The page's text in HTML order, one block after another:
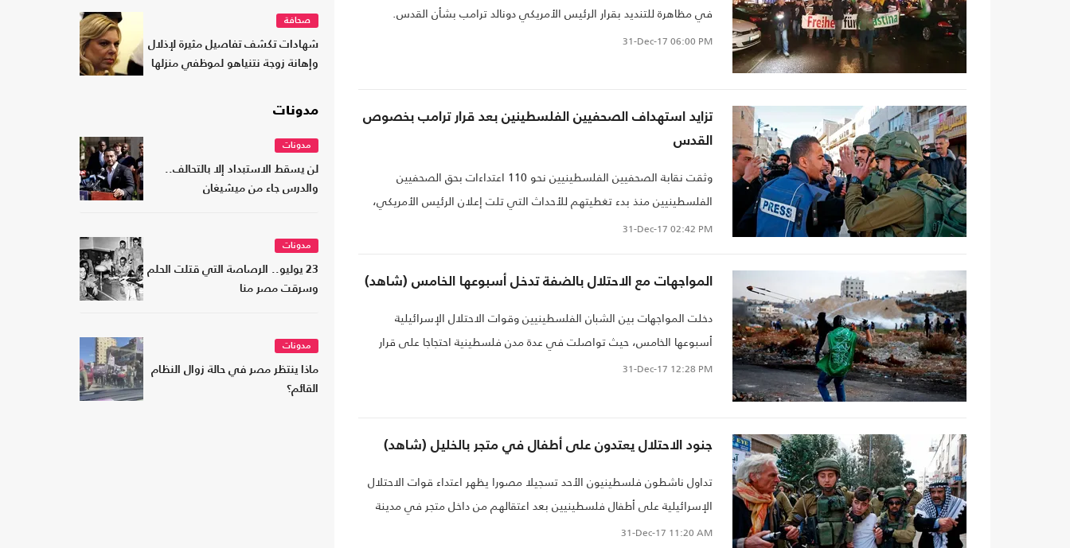
في مظاهرة للتنديد بقرار الرئيس الأمريكي دونالد ترامب بشأن القدس.
31-Dec-17 06:00 PM
تزايد استهداف الصحفيين الفلسطينين بعد قرار ترامب بخصوص
القدس
وثقت نقابة الصحفيين الفلسطينيين نحو 110 اعتداءات بحق الصحفيين
الفلسطينيين منذ بدء تغطيتهم للأحداث التي تلت إعلان الرئيس الأمريكي،
دونالد ترامب، القدس عاصمة لإسرائيل..
31-Dec-17 02:42 PM
المواجهات مع الاحتلال بالضفة تدخل أسبوعها الخامس (شاهد)
دخلت المواجهات بين الشبان الفلسطينيين وقوات الاحتلال الإسرائيلية
أسبوعها الخامس، حيث تواصلت في عدة مدن فلسطينية احتجاجا على قرار
الرئيس
31-Dec-17 12:28 PM
جنود الاحتلال يعتدون على أطفال في متجر بالخليل (شاهد)
تداول ناشطون فلسطينيون الأحد تسجيلا مصورا يظهر اعتداء قوات الاحتلال
الإسرائيلية على أطفال فلسطينيين بعد اعتقالهم من داخل متجر في مدينة
الخليل المحتلة قبل أيام..
31-Dec-17 11:20 AM
صحافة
شهادات تكشف تفاصيل مثيرة لإذلال
وإهانة زوجة نتنياهو لموظفي منزلها
مدونات
مدونات
لن يسقط الاستبداد إلا بالتحالف..
والدرس جاء من ميشيغان
مدونات
23 يوليو.. الرصاصة التي قتلت الحلم
وسرقت مصر منا
مدونات
ماذا ينتظر مصر في حالة زوال النظام
القائم؟